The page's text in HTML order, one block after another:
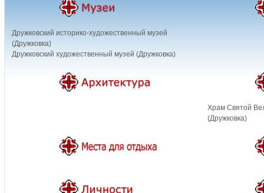
Дружковский историко-художественный музей
(Дружковка)
Дружковский художественный музей (Дружковка)
Храм Святой
(Дружковка)